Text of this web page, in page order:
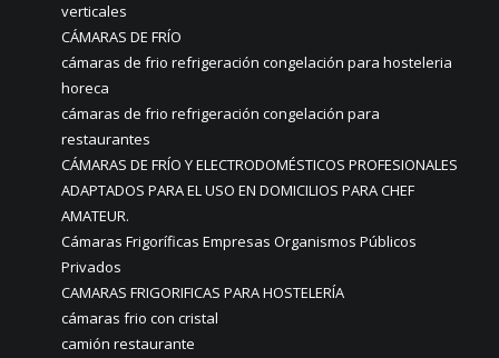
verticales
CÁMARAS DE FRÍO
cámaras de frio refrigeración congelación para hosteleria
horeca
cámaras de frio refrigeración congelación para
restaurantes
CÁMARAS DE FRÍO Y ELECTRODOMÉSTICOS PROFESIONALES
ADAPTADOS PARA EL USO EN DOMICILIOS PARA CHEF
AMATEUR.
Cámaras Frigoríficas Empresas Organismos Públicos
Privados
CAMARAS FRIGORIFICAS PARA HOSTELERÍA
cámaras frio con cristal
camión restaurante